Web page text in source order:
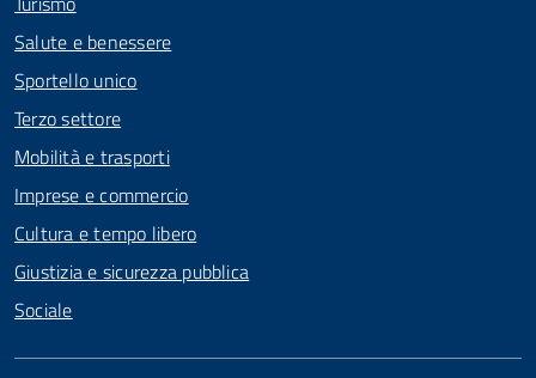
Salute e benessere
Sportello unico
Terzo settore
Mobilità e trasporti
Imprese e commercio
Cultura e tempo libero
Giustizia e sicurezza pubblica
Sociale